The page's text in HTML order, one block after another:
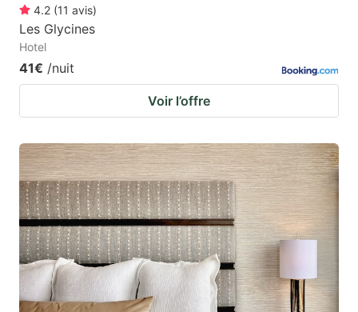
4.2 (11 avis)
Les Glycines
Hotel
41€ /nuit
Voir l’offre